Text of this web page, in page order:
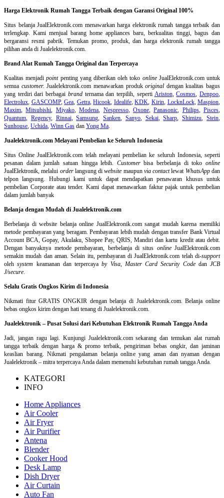
Harga Elektronik Rumah Tangga Terbaik dengan Garansi Original 100%
Situs belanjaJualElektronik.com menawarkan harga elektronik rumah tangga terbaik dan
terlengkap. Kami menjual barang home appliances baru, berkualitas tinggi, bagus dan
bergaransi resmi pabrik. Temukan promo, produk, dan harga elektronik rumah tangga
pilihan anda di Jualelektronik.com.
Brand Alat Rumah Tangga Original dan Terpercaya
Kualitas menjadipointpenting yang diberikan oleh toko onlineJualElektronik.com untuk
semua customer. Jualelektronik.com menawarkan produkoriginal dengan kualitas bagus
yang terdiri dari berbagai brandternama dan terpilih, seperti Ariston,Cosmos ,Denpoo
Electrolux GASCOMP,Gea Getra,Hicook Idealife,KDK Kirin, LocknLock,Maspion
Maxim ,Mitsubishi Miyako,Modena Nespresso, Oxone,Panasonic Philips, Pisces
Quantum
Regency, Rinnai,Samsung ,Sanken Sanyo, Sekai,Sharp ,Shimizu ,Stein
Sunhouse Uchida Winn Gas dan Yong Ma
Jualelektronik.com Melayani Pembelian ke Seluruh Indonesia
Situs Online JualElektronik.com telah melayani pembelian ke seluruh Indonesia, seperti
pesanan dalam jumlah satuan hingga lebih. Customerbisa berbelanja di tokoonline
JualElektronik, melalui orderlangsung diwebsite maupun via contactlewat WhatsAppdan
telpon langsung
Hubungi kami untuk dapat mendapatkan penawaran khusus untuk
pembelian Corporate atau tender. Kami dapat menawarkan faktur pajak untuk pembelian
dalam jumlah banyak
Belanja dengan Mudah di Jualelektronik.com
Berbelanja diwebsite belanja online JualElektronik.com sangat mudah karena memiliki
metode pembayaran yang beragam. Pembayaran lebih mudah dengan transfer Bank Virtual
Account BCA, Gopay, Akulaku, Shopee Pay, QRIS, Mandiri dan kartu kredit atau debit.
Dengan banyaknya metode pembayaran, berbelanja di situs onlineJualElektronik.com
semakin mudah dan aman. Selain itu, pembayaran di JualElektronik.com telah di-support
olehsystem keamanan dan terpercayaby Visa, Master Card Security Codedan JCB
J/secure
Selalu Gratis Ongkos Kirim di Indonesia
Nikmati fitur GRATIS ONGKIR dengan belanja di Jualelektronik.com. Belanja online
bebas ongkos kirim dengan hati tenang di Jualelektronik.com.
Jualelektronik – Pusat Solusi dari Kebutuhan Elektronik Rumah Tangga Anda
Jadi, jangan ragu lagi. Kunjungi Jualelektronik.com sekarang dan temukan alat rumah
tangga terbaik dengan harga & promo terbaik, pengiriman bebas ongkir, dan jaminan
keaslian barang. Nikmati pengalaman belanja online yang aman dan nyaman dengan
Jualelektronik – mitra terpercaya Anda dalam memenuhi kebutuhan rumah tangga Anda.
KATEGORI
INFO
Home Appliances
Air Cooler
Air Fryer
Air Purifier
Antena
Blender
Cooker Hood
Desk Lamp
Dish Dryer
Air Curtain
Auto Fan